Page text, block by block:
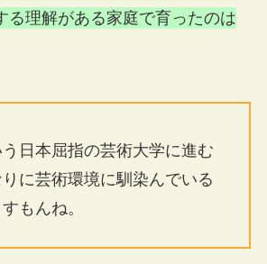
る理解がある家庭で育ったのは
日本屈指の芸術大学に進む
に芸術環境に馴染んでいる
もんね。